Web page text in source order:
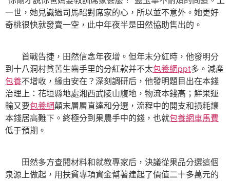
一世，她見識過司馬昭對席家的心，所以並不意外。她更好
奇桃很快就發賣一空，此中年夜半是田然協助售出的。
首戰告捷，田然信念年夜增。但年末分紅時，他發明分
到十八洞村貧苦生齒手里的分紅款并不太包養網ppt多。減產
包養不增收，緣由安在？深刻調研后，他發明題目出在本錢
治理上：花垣縣地處湘西武陵山腹地，物流本錢高；鮮果運
輸又要包養網顛末層層直達和分選，流程中的開支和損耗讓
本錢居高難下。終極分到果農手中的錢，也就包養網車馬費
低于預期。
田然多方查閱材料和就教專家后，決議從果品分選這個
泉源上做起，用扶貧專項資金幫著建起了價值二十多萬元的